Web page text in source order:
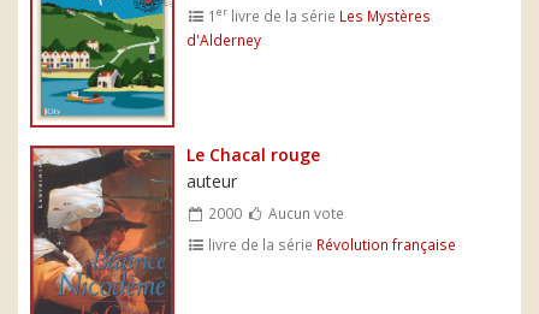
1er livre de la série Les Mystères
d'Alderney
Le Chacal rouge
auteur
2000
Aucun vote
livre de la série Révolution française